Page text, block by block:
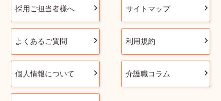
採用ご担当者様へ サイトマップ
よくあるご質問 利用規約
個人情報について 介護職コラム